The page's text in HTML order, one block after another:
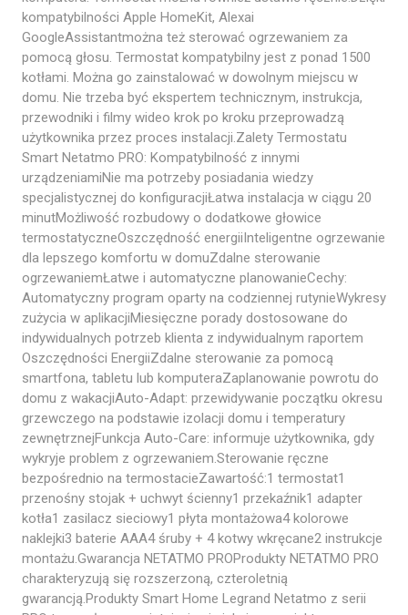
kompatybilności Apple HomeKit, Alexai
GoogleAssistantmożna też sterować ogrzewaniem za
pomocą głosu. Termostat kompatybilny jest z ponad 1500
kotłami. Można go zainstalować w dowolnym miejscu w
domu. Nie trzeba być ekspertem technicznym, instrukcja,
przewodniki i filmy wideo krok po kroku przeprowadzą
użytkownika przez proces instalacji.Zalety Termostatu
Smart Netatmo PRO: Kompatybilność z innymi
urządzeniamiNie ma potrzeby posiadania wiedzy
specjalistycznej do konfiguracjiŁatwa instalacja w ciągu 20
minutMożliwość rozbudowy o dodatkowe głowice
termostatyczneOszczędność energiiInteligentne ogrzewanie
dla lepszego komfortu w domuZdalne sterowanie
ogrzewaniemŁatwe i automatyczne planowanieCechy:
Automatyczny program oparty na codziennej rutynieWykresy
zużycia w aplikacjiMiesięczne porady dostosowane do
indywidualnych potrzeb klienta z indywidualnym raportem
Oszczędności EnergiiZdalne sterowanie za pomocą
smartfona, tabletu lub komputeraZaplanowanie powrotu do
domu z wakacjiAuto-Adapt: przewidywanie początku okresu
grzewczego na podstawie izolacji domu i temperatury
zewnętrznejFunkcja Auto-Care: informuje użytkownika, gdy
wykryje problem z ogrzewaniem.Sterowanie ręczne
bezpośrednio na termostacieZawartość:1 termostat1
przenośny stojak + uchwyt ścienny1 przekaźnik1 adapter
kotła1 zasilacz sieciowy1 płyta montażowa4 kolorowe
naklejki3 baterie AAA4 śruby + 4 kotwy wkręcane2 instrukcje
montażu.Gwarancja NETATMO PROProdukty NETATMO PRO
charakteryzują się rozszerzoną, czteroletnią
gwarancją.Produkty Smart Home Legrand Netatmo z serii